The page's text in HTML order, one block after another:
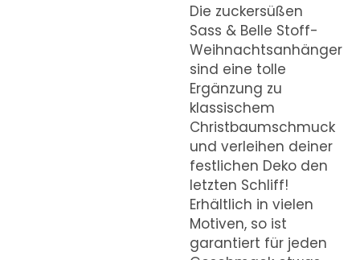
Die zuckersüßen
Sass & Belle Stoff-
Weihnachtsanhänger
sind eine tolle
Ergänzung zu
klassischem
Christbaumschmuck
und verleihen deiner
festlichen Deko den
letzten Schliff!
Erhältlich in vielen
Motiven, so ist
garantiert für jeden